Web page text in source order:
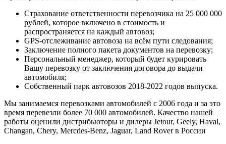
Страхование ответственности перевозчика на 25 000 000
рублей, которое включено в стоимость и
распространяется на каждый автовоз;
GPS-отслеживание автовоза на всём пути следования;
Заключение полного пакета документов на перевозку;
Персональный менеджер, который будет курировать
Вашу перевозку от заключения договора до выдачи
автомобиля;
Собственный парк автовозов 2018-2022 годов выпуска.
Мы занимаемся перевозками автомобилей с 2006 года и за это
время перевезли более 70 000 автомобилей. Качество нашей
работы оценили дистрибьюторы и дилеры Jetour, Geely, Haval,
Changan, Chery, Mercdes-Benz, Jaguar, Land Rover в России